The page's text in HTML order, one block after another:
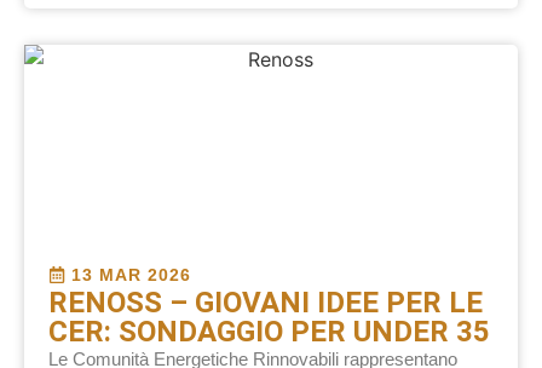
13 MAR 2026
RENOSS – GIOVANI IDEE PER LE
CER: SONDAGGIO PER UNDER 35
Le Comunità Energetiche Rinnovabili rappresentano